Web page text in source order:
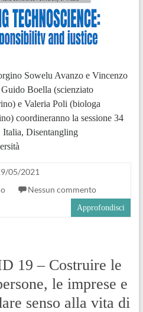
Sowelu Avanzo e Vincenzo
Boella (scienziato
e Valeria Poli (biologa
coordineranno la sessione 34
Italia, Disentangling
05/2021
Nessun commento
Approfondisci
19 – Costruire le
le imprese e
senso alla vita di